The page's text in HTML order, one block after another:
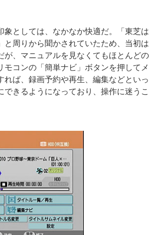
としては、なかなか快適だ。「東芝は
と周りから聞かされていたため、当初は
が、マニュアルを見なくてもほとんどの
モコンの「簡単ナビ」ボタンを押してメ
れば、録画予約や再生、編集などといっ
できるようになっており、操作に迷うこ